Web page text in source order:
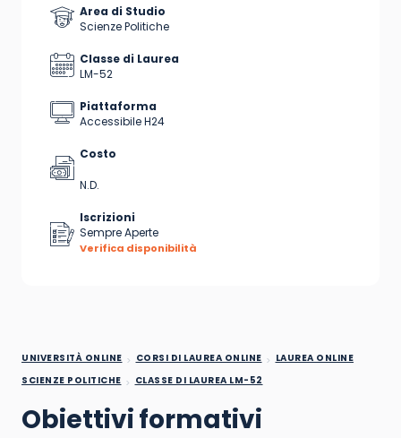
Area di Studio
Scienze Politiche
Classe di Laurea
LM-52
Piattaforma
Accessibile H24
Costo
N.D.
Iscrizioni
Sempre Aperte
Verifica disponibilità
UNIVERSITÀ ONLINE CORSI DI LAUREA ONLINE
LAUREA ONLINE
SCIENZE POLITICHE
CLASSE DI LAUREA LM-52
Obiettivi formativi